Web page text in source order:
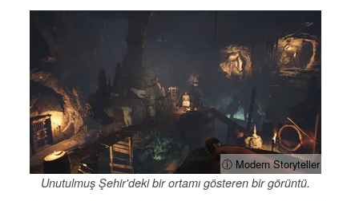
ⓘ Modern Storyteller
Unutulmuş Şehir'deki bir ortamı gösteren bir görüntü.